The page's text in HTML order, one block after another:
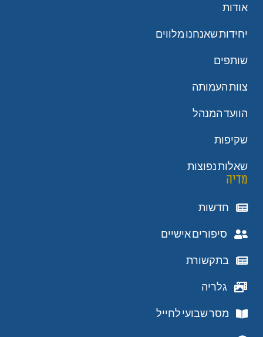
אודות
יחידות שאנחנו מלווים
שותפים
צוות העמותה
הוועד המנהל
שקיפות
שאלות נפוצות
מדיה
חדשות
סיפורים אישיים
בתקשורת
גלריה
מסר שבועי לחייל